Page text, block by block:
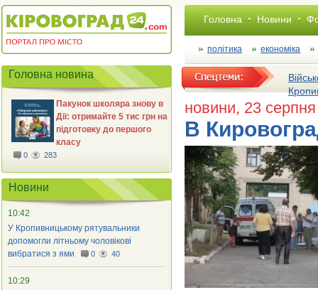
Головна Новини
політика економіка
новини, 23
В
Головна новина
Пакунок школяра знову в
Дії: отримайте 5 тис грн на
підготовку до першого
класу
0 283
Новини
10:42
У Кропивницькому рятувальники
допомогли літньому чоловікові
вибратися з ями
0 40
10:29